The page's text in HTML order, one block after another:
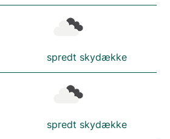
spredt skydække
spredt skydække